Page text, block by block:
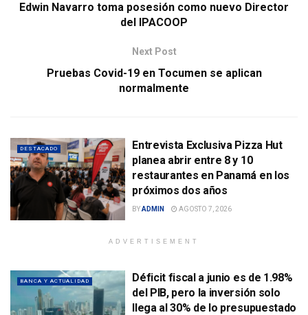
Edwin Navarro toma posesión como nuevo Director
del IPACOOP
Next Post
Pruebas Covid-19 en Tocumen se aplican
normalmente
DESTACADO
Entrevista Exclusiva Pizza Hut
planea abrir entre 8 y 10
restaurantes en Panamá en los
próximos dos años
BYADMIN AGOSTO 7, 2026
ADVERTISEMENT
BANCA Y ACTUALIDAD
Déficit fiscal a junio es de 1.98%
del PIB, pero la inversión solo
llega al 30% de lo presupuestado